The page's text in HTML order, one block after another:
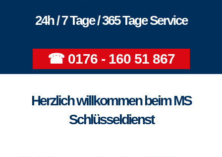
24h / 7 Tage / 365 Tage Service
☎ 0176 - 160 51 867
Herzlich willkommen beim MS
Schlüsseldienst